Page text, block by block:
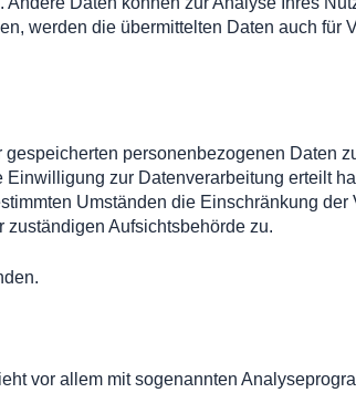
werden die übermittelten Daten auch für
personenbezogenen Daten
zur Datenverarbeitung erteilt
Umständen die Einschränkung der
Aufsichtsbehörde zu.
vor allem mit sogenannten